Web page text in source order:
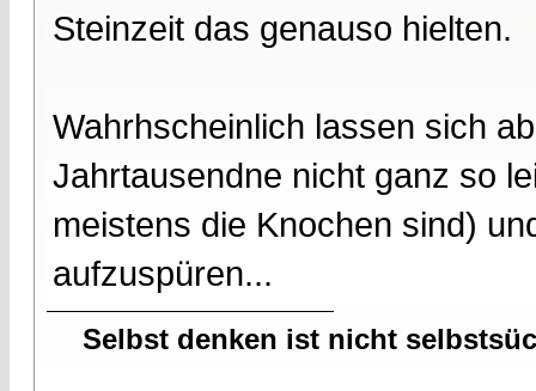
Steinzeit das genauso hielten.
Wahrhscheinlich lassen sich
Jahrtausendne nicht ganz so
meistens die Knochen sind)
aufzuspüren...
Selbst denken ist nicht